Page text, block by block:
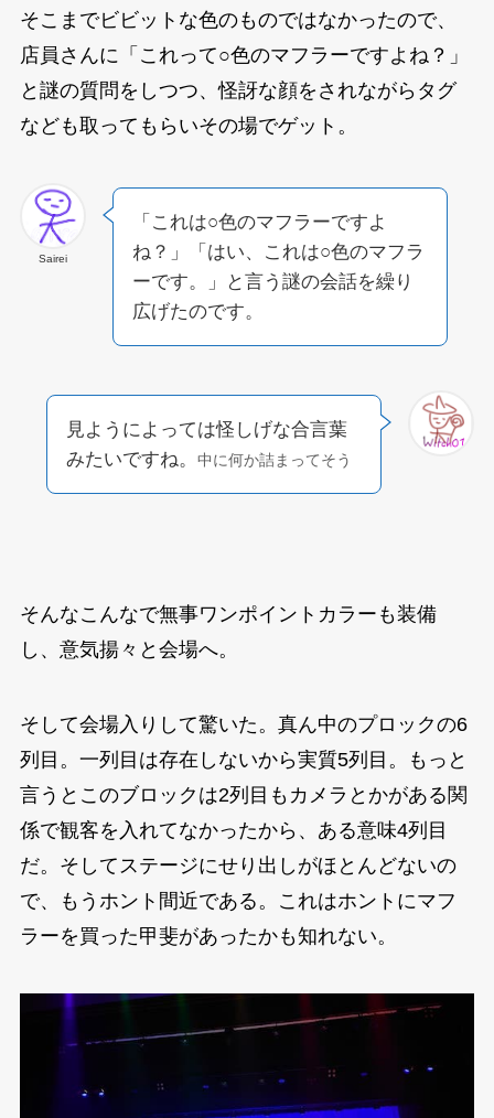
そこまでビビットな色のものではなかったので、
店員さんに「これって○色のマフラーですよね？」
と謎の質問をしつつ、怪訝な顔をされながらタグ
なども取ってもらいその場でゲット。
Sairei
「これは○色のマフラーですよ
ね？」「はい、これは○色のマフラ
ーです。」と言う謎の会話を繰り
広げたのです。
見ようによっては怪しげな合言葉
みたいですね。
中に何か詰まってそう
そんなこんなで無事ワンポイントカラーも装備
し、意気揚々と会場へ。
そして会場入りして驚いた。真ん中のプロックの6
列目。一列目は存在しないから実質5列目。もっと
言うとこのブロックは2列目もカメラとかがある関
係で観客を入れてなかったから、ある意味4列目
だ。そしてステージにせり出しがほとんどないの
で、もうホント間近である。これはホントにマフ
ラーを買った甲斐があったかも知れない。